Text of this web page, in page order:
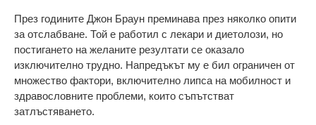
През годините Джон Браун преминава през няколко опити
за отслабване. Той е работил с лекари и диетолози, но
постигането на желаните резултати се оказало
изключително трудно. Напредъкът му е бил ограничен от
множество фактори, включително липса на мобилност и
здравословните проблеми, които съпътстват
затлъстяването.